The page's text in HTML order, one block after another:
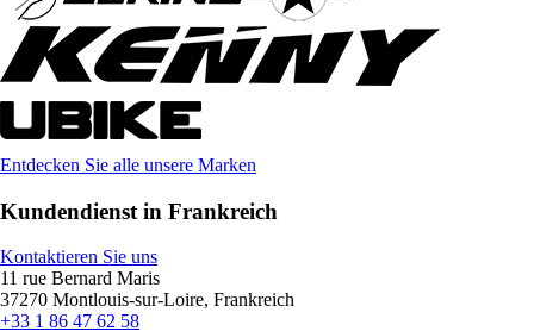
Entdecken Sie alle unsere Marken
Kundendienst in Frankreich
Kontaktieren Sie uns
11 rue Bernard Maris
37270 Montlouis-sur-Loire, Frankreich
+33 1 86 47 62 58